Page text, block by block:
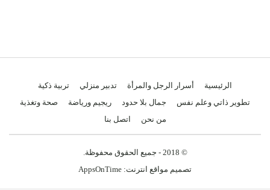
الرئيسية أسرار الرجل والمرأة تدبير منزلي
تربية ذكية
تطوير ذاتي وعلم نفس
جمال بلا حدود ريجيم ورياضة
صحة وتغذية
من نحن
اتصل بنا
© 2018 - جميع الحقوق محفوظة.
تصميم مواقع انترنت: AppsOnTime